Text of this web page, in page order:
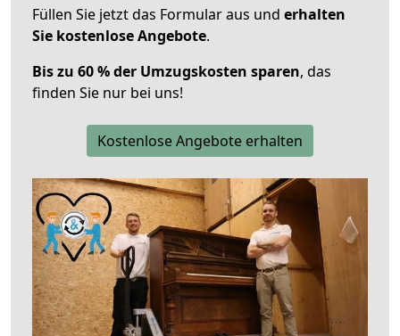
Füllen Sie jetzt das Formular aus und erhalten
Sie kostenlose Angebote.
Bis zu 60 % der Umzugskosten sparen, das
finden Sie nur bei uns!
Kostenlose Angebote erhalten